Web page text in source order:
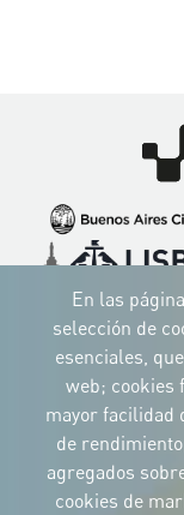
Imagen
ImagenImagen
En las
selección de
esenciales,
web; cookies
mayor facilidad
de
agregados
cookies de